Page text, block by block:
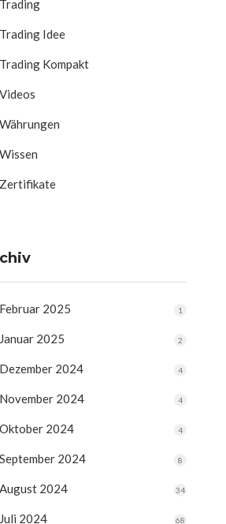
Trading
Trading Idee
Trading Kompakt
Videos
Währungen
Wissen
Zertifikate
Februar 2025 1
Januar 2025 2
Dezember 2024 4
November 2024 4
Oktober 2024 4
September 2024 8
August 2024 34
Juli 2024 68